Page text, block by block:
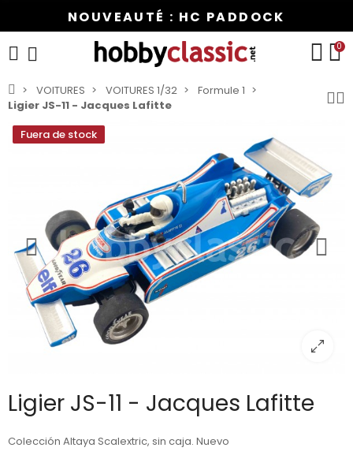
NOUVEAUTÉ : HC PADDOCK
0
VOITURES VOITURES 1/32
Formule 1
Ligier JS-11 - Jacques Lafitte
Fuera de stock
Ligier JS-11 - Jacques Lafitte
Colección Altaya Scalextric, sin caja. Nuevo